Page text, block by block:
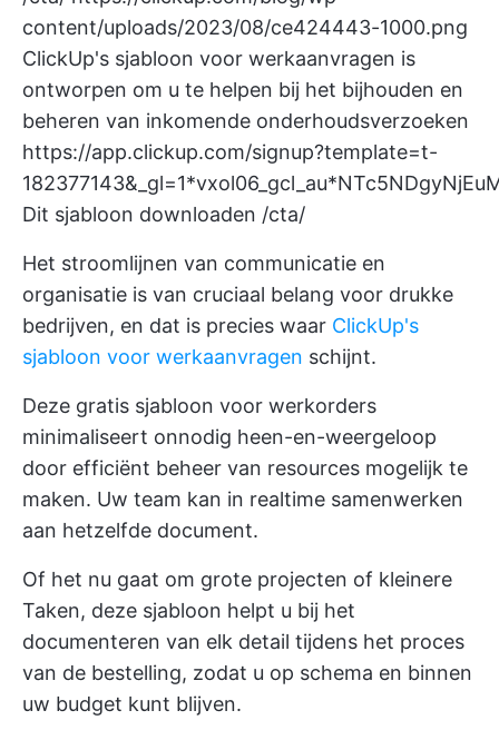
content/uploads/2023/08/ce424443-1000.png
ClickUp's sjabloon voor werkaanvragen is
ontworpen om u te helpen bij het bijhouden en
beheren van inkomende onderhoudsverzoeken
https://app.clickup.com/signup?template=t-
Dit sjabloon downloaden /cta/
Het stroomlijnen van communicatie en
organisatie is van cruciaal belang voor drukke
bedrijven, en dat is precies waar ClickUp's
sjabloon voor werkaanvragen schijnt.
Deze gratis sjabloon voor werkorders
minimaliseert onnodig heen-en-weergeloop
door efficiënt beheer van resources mogelijk te
maken. Uw team kan in realtime samenwerken
aan hetzelfde document.
Of het nu gaat om grote projecten of kleinere
Taken, deze sjabloon helpt u bij het
documenteren van elk detail tijdens het proces
van de bestelling, zodat u op schema en binnen
uw budget kunt blijven.